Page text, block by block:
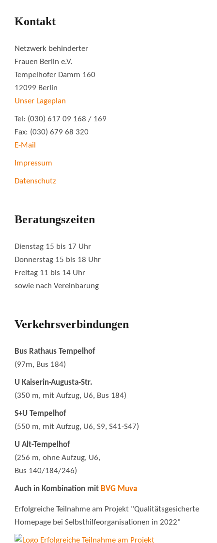
Kontakt
Netzwerk behinderter
Frauen Berlin e.V.
Tempelhofer Damm 160
12099 Berlin
Unser Lageplan
Tel: (030) 617 09 168 / 169
Fax: (030) 679 68 320
E-Mail
Impressum
Datenschutz
Beratungszeiten
Dienstag 15 bis 17 Uhr
Donnerstag 15 bis 18 Uhr
Freitag 11 bis 14 Uhr
sowie nach Vereinbarung
Verkehrsverbindungen
Bus Rathaus Tempelhof
(97m, Bus 184)
U Kaiserin-Augusta-Str.
(350 m, mit Aufzug, U6, Bus 184)
S+U Tempelhof
(550 m, mit Aufzug, U6, S9, S41-S47)
U Alt-Tempelhof
(256 m, ohne Aufzug, U6,
Bus 140/184/246)
Auch in Kombination mit BVG Muva
Erfolgreiche Teilnahme am Projekt "Qualitätsgesicherte
Homepage bei Selbsthilfeorganisationen in 2022"